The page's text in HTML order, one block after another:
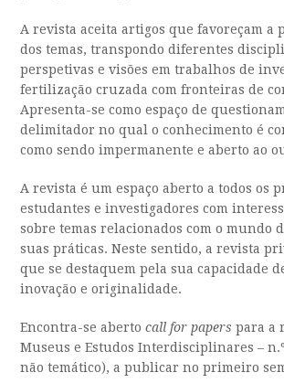
A revista aceita artigos que favoreçam a
dos temas, transpondo diferentes
perspetivas e visões em trabalhos de
fertilização cruzada com fronteiras de
Apresenta-se como espaço de
delimitador no qual o conhecimento é
como sendo impermanente e aberto ao
A revista é um espaço aberto a todos os
estudantes e investigadores com
sobre temas relacionados com o mundo
suas práticas. Neste sentido, a revista
que se destaquem pela sua capacidade
inovação e originalidade.
Encontra-se abertocall for papers para a
Museus e Estudos Interdisciplinares –
não temático), a publicar no primeiro